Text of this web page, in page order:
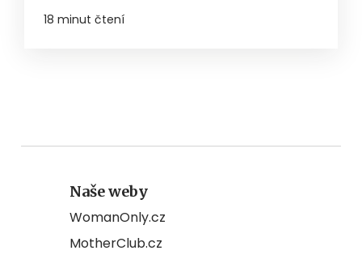
18 minut čtení
Naše weby
WomanOnly.cz
MotherClub.cz